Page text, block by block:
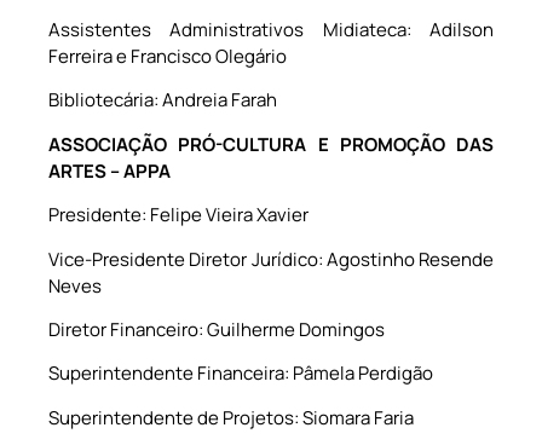
Assistentes Administrativos Midiateca: Adilson
Ferreira e Francisco Olegário
Bibliotecária: Andreia Farah
ASSOCIAÇÃO PRÓ-CULTURA E PROMOÇÃO DAS
ARTES – APPA
Presidente: Felipe Vieira Xavier
Vice-Presidente Diretor Jurídico: Agostinho Resende
Neves
Diretor Financeiro: Guilherme Domingos
Superintendente Financeira: Pâmela Perdigão
Superintendente de Projetos: Siomara Faria